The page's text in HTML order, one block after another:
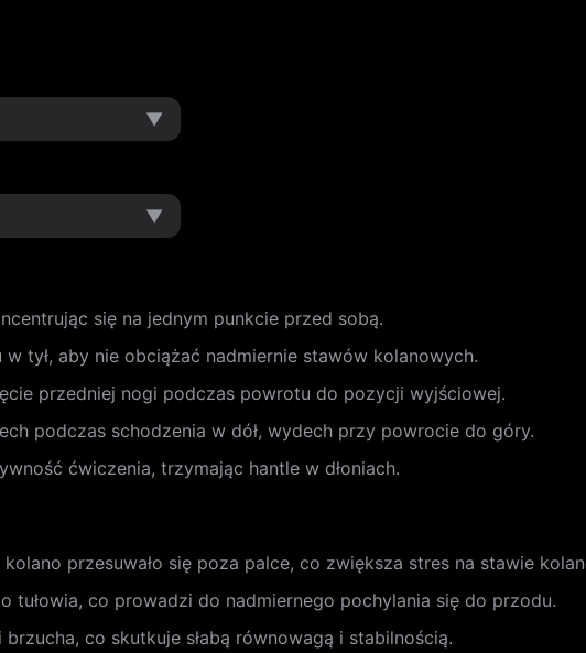
▼
▼
się na jednym punkcie przed sobą.
tył, aby nie obciążać nadmiernie stawów kolanowych.
przedniej nogi podczas powrotu do pozycji wyjściowej.
podczas schodzenia w dół, wydech przy powrocie do góry.
ćwiczenia, trzymając hantle w dłoniach.
przesuwało się poza palce, co zwiększa stres na stawie
tułowia, co prowadzi do nadmiernego pochylania się do przodu.
co skutkuje słabą równowagą i stabilnością.